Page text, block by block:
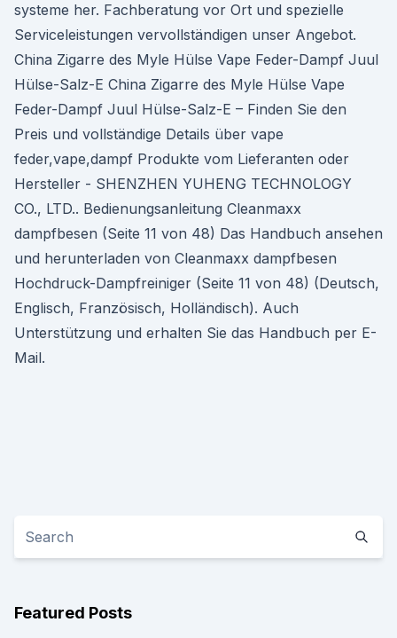
systeme her. Fachberatung vor Ort und spezielle
Serviceleistungen vervollständigen unser Angebot.
China Zigarre des Myle Hülse Vape Feder-Dampf Juul
Hülse-Salz-E China Zigarre des Myle Hülse Vape
Feder-Dampf Juul Hülse-Salz-E – Finden Sie den
Preis und vollständige Details über vape
feder,vape,dampf Produkte vom Lieferanten oder
Hersteller - SHENZHEN YUHENG TECHNOLOGY
CO., LTD.. Bedienungsanleitung Cleanmaxx
dampfbesen (Seite 11 von 48) Das Handbuch ansehen
und herunterladen von Cleanmaxx dampfbesen
Hochdruck-Dampfreiniger (Seite 11 von 48) (Deutsch,
Englisch, Französisch, Holländisch). Auch
Unterstützung und erhalten Sie das Handbuch per E-
Mail.
Featured Posts